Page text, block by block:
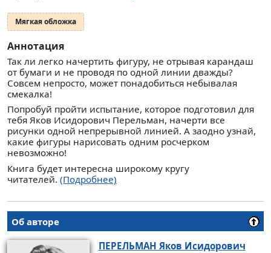
Мягкая обложка
Аннотация
Так ли легко начертить фигуру, не отрывая карандаш
от бумаги и не проводя по одной линии дважды?
Совсем непросто, может понадобиться небывалая
смекалка!
Попробуй пройти испытание, которое подготовил для
тебя Яков Исидорович Перельман, начерти все
рисунки одной непрерывной линией. А заодно узнай,
какие фигуры нарисовать одним росчерком
невозможно!
Книга будет интересна широкому кругу
читателей. (Подробнее)
Об авторе
ПЕРЕЛЬМАН Яков Исидорович